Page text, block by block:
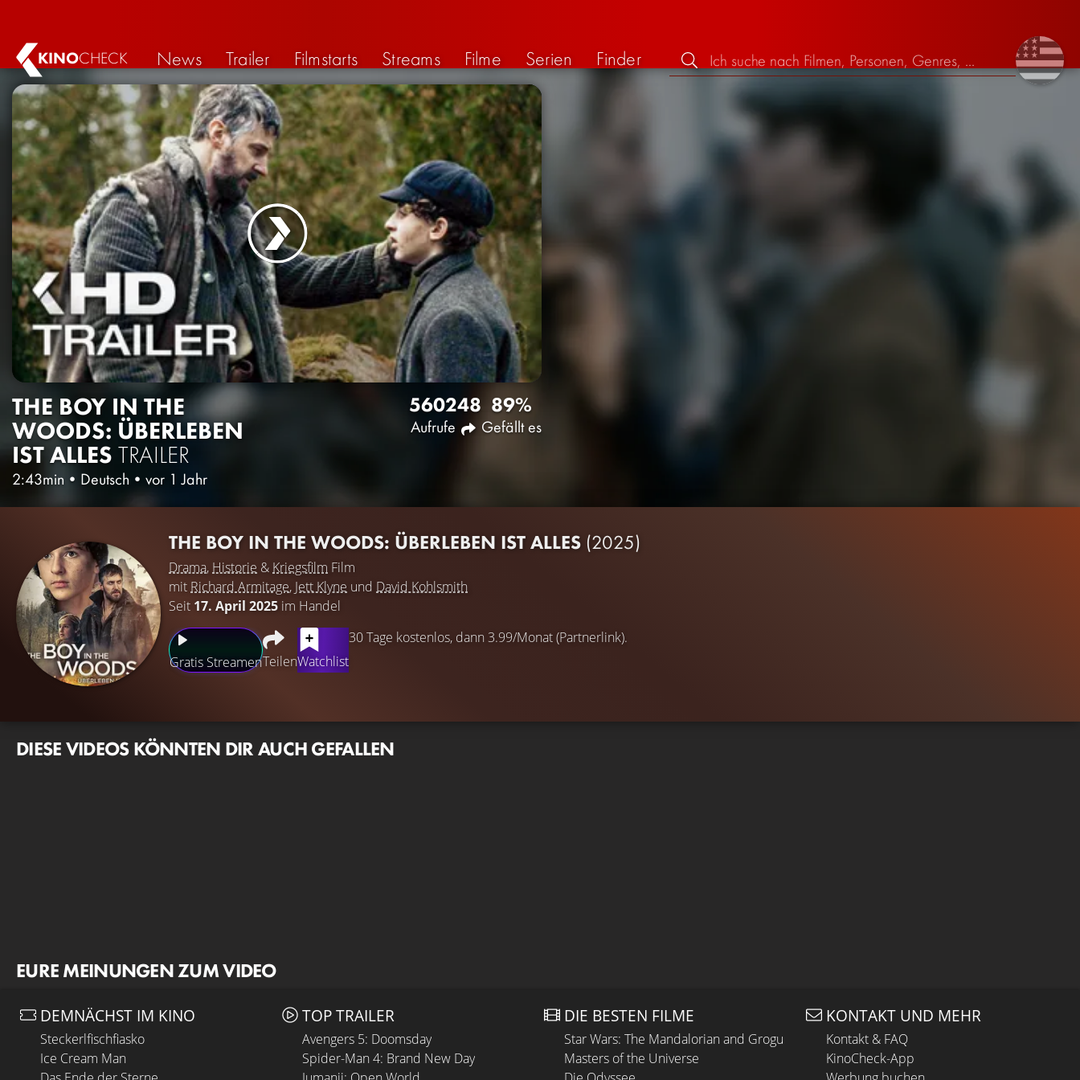
KINOCHECK News Trailer Filmstarts Streams Filme Serien Finder
THE BOY IN THE
WOODS: ÜBERLEBEN
IST ALLES TRAILER
2:43min • Deutsch • vor 1 Jahr
5602
Aufrufe
48 89%
Gefällt es
THE BOY IN THE WOODS: ÜBERLEBEN IST ALLES (2025)
Drama, Historie & Kriegsfilm Film
mit Richard Armitage, Jett Klyne und David Kohlsmith
Seit 17. April 2025 im Handel
Gratis StreamenTeilenWatchlist
30 Tage kostenlos, dann 3.99/Monat (Partnerlink).
DIESE VIDEOS KÖNNTEN DIR AUCH GEFALLEN
EURE MEINUNGEN ZUM VIDEO
DEMNÄCHST IM KINO
Steckerlfischfiasko
Ice Cream Man
TOP TRAILER
Avengers 5: Doomsday
Spider-Man 4: Brand New Day
DIE BESTEN FILME
Star Wars: The Mandalorian and Grogu
Masters of the Universe
KONTAKT UND MEHR
Kontakt & FAQ
KinoCheck-App